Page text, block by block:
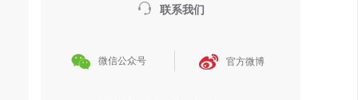
 联系我们
 微信公众号  官方微博